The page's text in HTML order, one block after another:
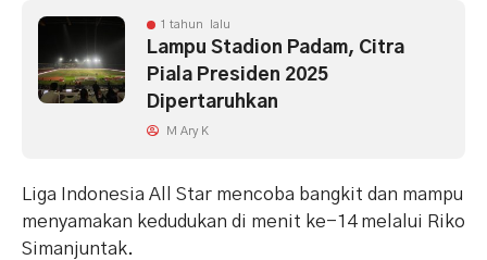
1 tahun lalu
Lampu Stadion Padam, Citra
Piala Presiden 2025
Dipertaruhkan
M Ary K
Liga Indonesia All Star mencoba bangkit dan mampu
menyamakan kedudukan di menit ke-14 melalui Riko
Simanjuntak.